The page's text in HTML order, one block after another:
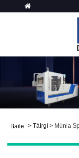
Baile > Táirgí > Múnla